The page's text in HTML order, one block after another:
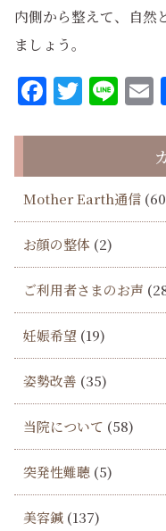
内側から整えて、自然
ましょう。
Mother Earth通信
お顔の整体 (2)
ご利用者さまのお声
妊娠希望 (19)
姿勢改善 (35)
当院について (58)
突発性難聴 (5)
美容鍼 (137)